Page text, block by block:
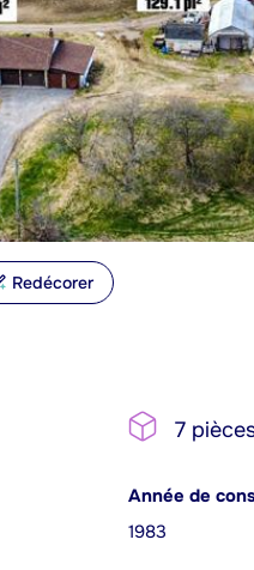
Redécorer
7
Année de
1983